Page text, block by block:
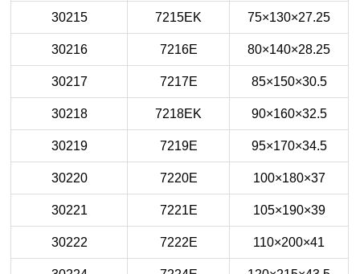
30215 7215EK 75×130×27.25
30216 7216E 80×140×28.25
30217 7217E 85×150×30.5
30218 7218EK 90×160×32.5
30219 7219E 95×170×34.5
30220 7220E 100×180×37
30221 7221E 105×190×39
30222 7222E 110×200×41